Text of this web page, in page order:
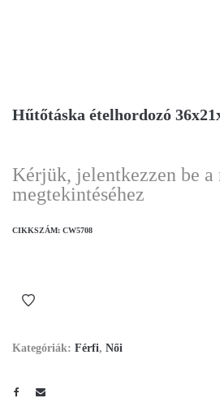
Hűtőtáska ételhordozó
Kérjük, jelentkezzen be a
megtekintéséhez
CIKKSZÁM: CW5708
Kategóriák: Férfi, Női